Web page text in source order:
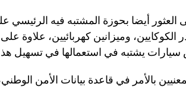
العثور أيضا بحوزة المشتبه فيه الرئيسي
الكوكايين، وميزانين كهربائيين، علاوة
يشتبه في استعمالها في تسهيل
بالأمر في قاعدة بيانات الأمن